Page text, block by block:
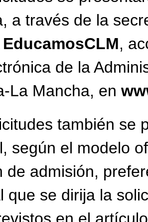
a través de la
EducamosCLM,
de la
La Mancha, en
también se
según el modelo
de admisión,
que se dirija la